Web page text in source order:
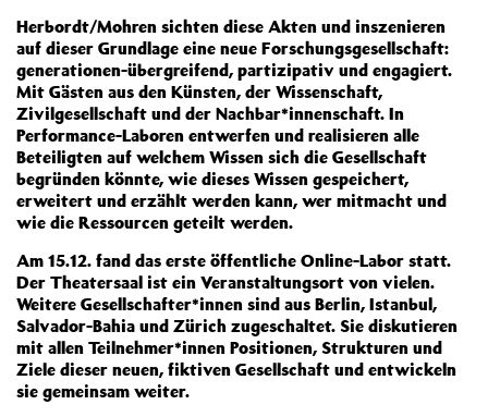
Herbordt/Mohren sichten diese Akten und inszenieren
auf dieser Grundlage eine neue Forschungsgesellschaft:
generationen-übergreifend, partizipativ und engagiert.
Mit Gästen aus den Künsten, der Wissenschaft,
Zivilgesellschaft und der Nachbar*innenschaft. In
Performance-Laboren entwerfen und realisieren alle
Beteiligten auf welchem Wissen sich die Gesellschaft
begründen könnte, wie dieses Wissen gespeichert,
erweitert und erzählt werden kann, wer mitmacht und
wie die Ressourcen geteilt werden.
Am 15.12. fand das erste öffentliche Online-Labor statt.
Der Theatersaal ist ein Veranstaltungsort von vielen.
Weitere Gesellschafter*innen sind aus Berlin, Istanbul,
Salvador-Bahia und Zürich zugeschaltet. Sie diskutieren
mit allen Teilnehmer*innen Positionen, Strukturen und
Ziele dieser neuen, fiktiven Gesellschaft und entwickeln
sie gemeinsam weiter.